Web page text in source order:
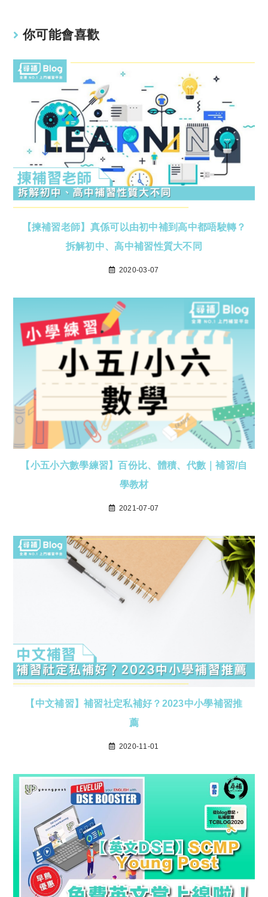
你可能會喜歡
【揀補習老師】真係可以由初中補到高中都唔駛轉？
拆解初中、高中補習性質大不同
2020-03-07
【小五小六數學練習】百份比、體積、代數｜補習/自
學教材
2021-07-07
【中文補習】補習社定私補好？2023中小學補習推
薦
2020-11-01